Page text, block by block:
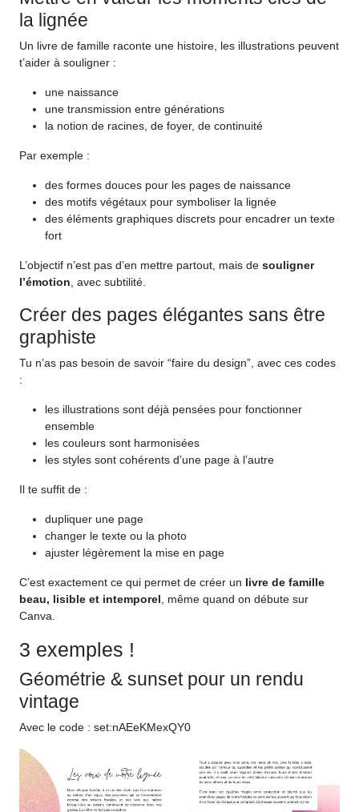
la lignée
Un livre de famille raconte une histoire, les illustrations peuvent
t’aider à souligner :
une naissance
une transmission entre générations
la notion de racines, de foyer, de continuité
Par exemple :
des formes douces pour les pages de naissance
des motifs végétaux pour symboliser la lignée
des éléments graphiques discrets pour encadrer un texte
fort
L’objectif n’est pas d’en mettre partout, mais de souligner
l’émotion , avec subtilité.
Créer des pages élégantes sans être
graphiste
Tu n’as pas besoin de savoir “faire du design”, avec ces codes
:
les illustrations sont déjà pensées pour fonctionner
ensemble
les couleurs sont harmonisées
les styles sont cohérents d’une page à l’autre
Il te suffit de :
dupliquer une page
changer le texte ou la photo
ajuster légèrement la mise en page
C’est exactement ce qui permet de créer un livre de famille
beau, lisible et intemporel , même quand on débute sur
Canva.
3 exemples !
Géométrie & sunset pour un rendu
vintage
Avec le code : set:nAEeKMexQY0